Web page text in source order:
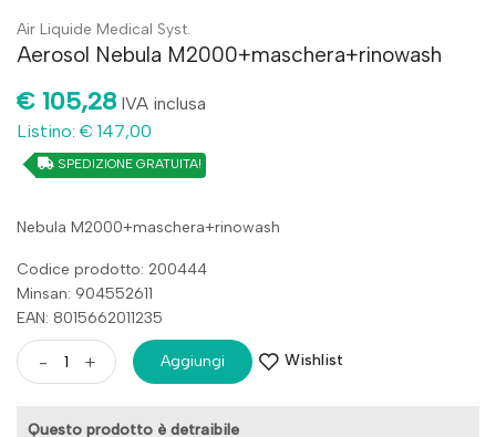
Air Liquide Medical Syst.
Aerosol Nebula M2000+maschera+rinowash
€ 105,28 IVA inclusa
Listino: € 147,00
SPEDIZIONE GRATUITA!
Nebula M2000+maschera+rinowash
Codice prodotto: 200444
Minsan: 904552611
EAN: 8015662011235
- + Aggiungi Wishlist
Questo prodotto è detraibile